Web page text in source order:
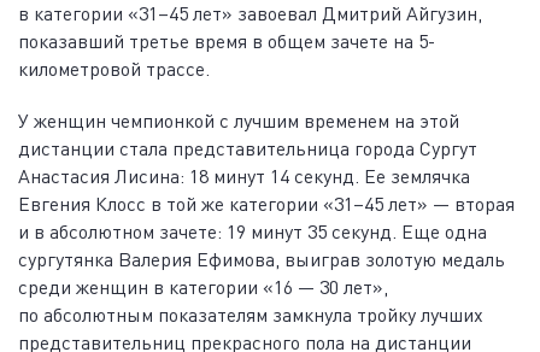
в категории «31–45 лет» завоевал Дмитрий Айгузин,
показавший третье время в общем зачете на 5-
километровой трассе.
У женщин чемпионкой с лучшим временем на этой
дистанции стала представительница города Сургут
Анастасия Лисина: 18 минут 14 секунд. Ее землячка
Евгения Клосс в той же категории «31–45 лет» — вторая
и в абсолютном зачете: 19 минут 35 секунд. Еще одна
сургутянка Валерия Ефимова, выиграв золотую медаль
среди женщин в категории «16 — 30 лет»,
по абсолютным показателям замкнула тройку лучших
представительниц прекрасного пола на дистанции